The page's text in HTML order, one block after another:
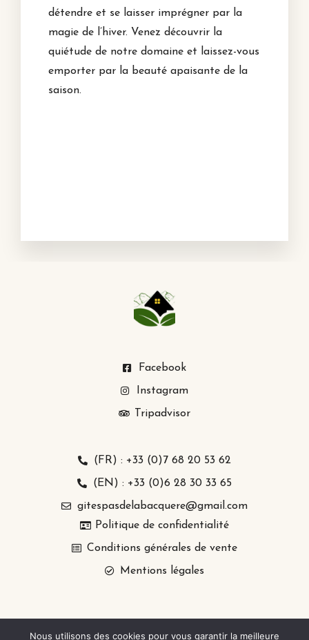
détendre et se laisser imprégner par la
magie de l’hiver. Venez découvrir la
quiétude de notre domaine et laissez-vous
emporter par la beauté apaisante de la
saison.
Facebook
Instagram
Tripadvisor
(FR) : +33 (0)7 68 20 53 62
(EN) : +33 (0)6 28 30 33 65
gitespasdelabacquere@gmail.com
Politique de confidentialité
Conditions générales de vente
Mentions légales
Nous utilisons des cookies pour vous garantir la meilleure